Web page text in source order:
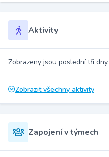
Aktivity
Zobrazeny jsou poslední tři dny.
Zobrazit všechny aktivity
Zapojení v týmech